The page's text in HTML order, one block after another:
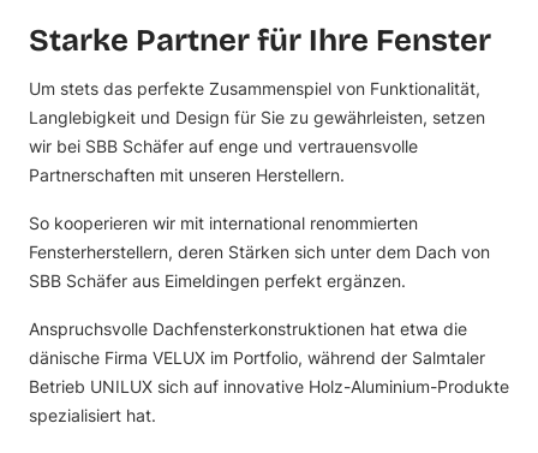
Starke Partner für Ihre Fenster
Um stets das perfekte Zusammenspiel von Funktionalität,
Langlebigkeit und Design für Sie zu gewährleisten, setzen
wir bei SBB Schäfer auf enge und vertrauensvolle
Partnerschaften mit unseren Herstellern.
So kooperieren wir mit international renommierten
Fensterherstellern, deren Stärken sich unter dem Dach von
SBB Schäfer aus Eimeldingen perfekt ergänzen.
Anspruchsvolle Dachfensterkonstruktionen hat etwa die
dänische Firma VELUX im Portfolio, während der Salmtaler
Betrieb UNILUX sich auf innovative Holz-Aluminium-Produkte
spezialisiert hat.